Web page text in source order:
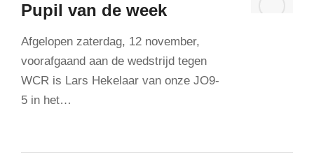
Pupil van de week
Afgelopen zaterdag, 12 november,
voorafgaand aan de wedstrijd tegen
WCR is Lars Hekelaar van onze JO9-
5 in het…